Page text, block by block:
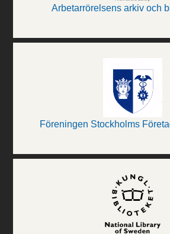
Arbetarrörelsens arkiv och
Föreningen Stockholms